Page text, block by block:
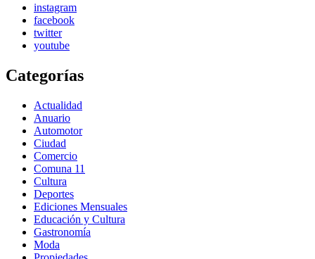
instagram
facebook
twitter
youtube
Categorías
Actualidad
Anuario
Automotor
Ciudad
Comercio
Comuna 11
Cultura
Deportes
Ediciones Mensuales
Educación y Cultura
Gastronomía
Moda